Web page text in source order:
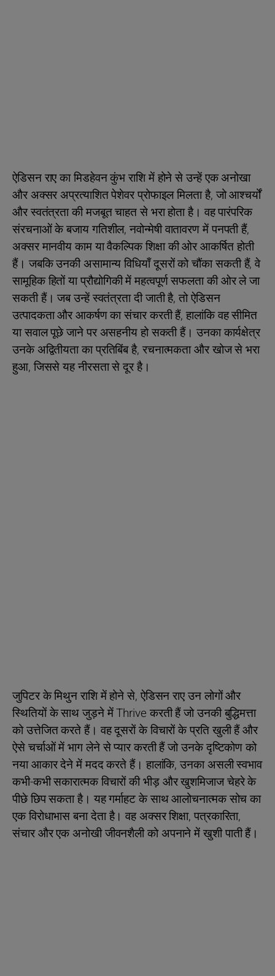
ऐडिसन राए का मिडहेवन कुंभ राशि में होने से उन्हें एक अनोखा
और अक्सर अप्रत्याशित पेशेवर प्रोफाइल मिलता है, जो आश्चर्यों
और स्वतंत्रता की मजबूत चाहत से भरा होता है। वह पारंपरिक
संरचनाओं के बजाय गतिशील, नवोन्मेषी वातावरण में पनपती हैं,
अक्सर मानवीय काम या वैकल्पिक शिक्षा की ओर आकर्षित होती
हैं। जबकि उनकी असामान्य विधियाँ दूसरों को चौंका सकती हैं, वे
सामूहिक हितों या प्रौद्योगिकी में महत्वपूर्ण सफलता की ओर ले जा
सकती हैं। जब उन्हें स्वतंत्रता दी जाती है, तो ऐडिसन
उत्पादकता और आकर्षण का संचार करती हैं, हालांकि वह सीमित
या सवाल पूछे जाने पर असहनीय हो सकती हैं। उनका कार्यक्षेत्र
उनके अद्वितीयता का प्रतिबिंब है, रचनात्मकता और खोज से भरा
हुआ, जिससे यह नीरसता से दूर है।
जुपिटर के मिथुन राशि में होने से, ऐडिसन राए उन लोगों और
स्थितियों के साथ जुड़ने में Thrive करती हैं जो उनकी बुद्धिमत्ता
को उत्तेजित करते हैं। वह दूसरों के विचारों के प्रति खुली हैं और
ऐसे चर्चाओं में भाग लेने से प्यार करती हैं जो उनके दृष्टिकोण को
नया आकार देने में मदद करते हैं। हालांकि, उनका असली स्वभाव
कभी-कभी सकारात्मक विचारों की भीड़ और खुशमिजाज चेहरे के
पीछे छिप सकता है। यह गर्माहट के साथ आलोचनात्मक सोच का
एक विरोधाभास बना देता है। वह अक्सर शिक्षा, पत्रकारिता,
संचार और एक अनोखी जीवनशैली को अपनाने में खुशी पाती हैं।